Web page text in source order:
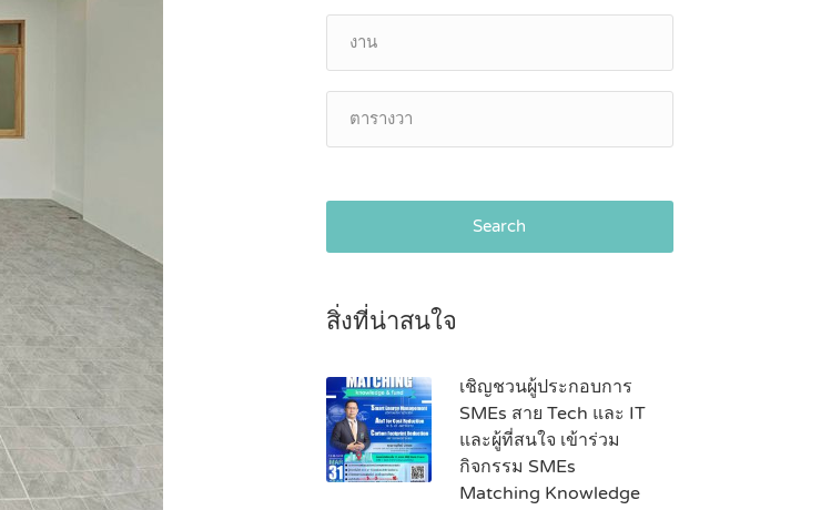
Search
สิ่งที่น่าสนใจ
เชิญชวนผู้ประกอบการ
SMEs สาย Tech และ IT
และผู้ที่สนใจ เข้าร่วม
กิจกรรม SMEs
Matching Knowledge